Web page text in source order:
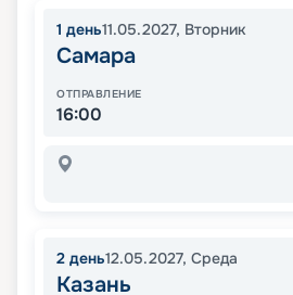
1 день11.05.2027, Вторник
Самара
ОТПРАВЛЕНИЕ
16:00
2 день12.05.2027, Среда
Казань